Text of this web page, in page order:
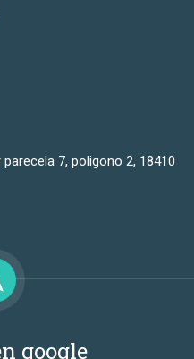
7, poligono 2, 18410
google